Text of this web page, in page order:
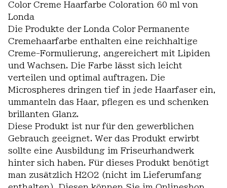
Color Creme Haarfarbe Coloration 60 ml von
Londa
Die Produkte der Londa Color Permanente
Cremehaarfarbe enthalten eine reichhaltige
Creme-Formulierung, angereichert mit Lipiden
und Wachsen. Die Farbe lässt sich leicht
verteilen und optimal auftragen. Die
Microspheres dringen tief in jede Haarfaser ein,
ummanteln das Haar, pflegen es und schenken
brillanten Glanz.
Diese Produkt ist nur für den gewerblichen
Gebrauch geeignet. Wer das Produkt erwirbt
sollte eine Ausbildung im Friseurhandwerk
hinter sich haben. Für dieses Produkt benötigt
man zusätzlich H2O2 (nicht im Lieferumfang